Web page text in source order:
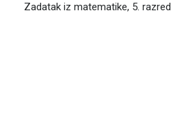
Zadatak iz matematike, 5. razred